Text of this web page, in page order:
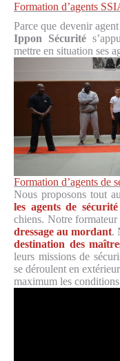
Formation d’agents
Parce que devenir
Ippon Sécurité
mettre en situation ses
Formation d’agents de
Nous proposons tout
les agents de
chiens. Notre
dressage au mordant.
destination des
leurs missions de
se déroulent en
maximum les